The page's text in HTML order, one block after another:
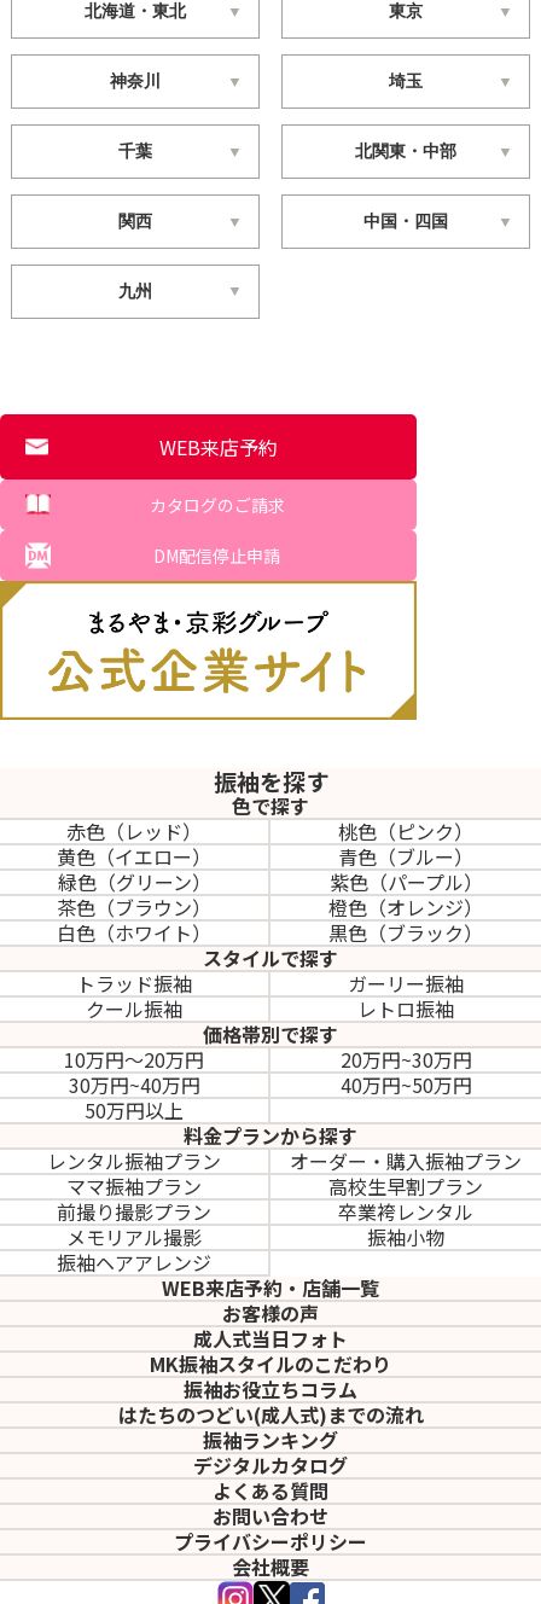
北海道・東北 東京
神奈川 埼玉
千葉 北関東・中部
関西 中国・四国
九州
WEB来店予約
カタログのご請求
DM配信停止申請
振袖を探す
色で探す
赤色（レッド）
桃色（ピンク）
黄色（イエロー）
青色（ブルー）
緑色（グリーン）
紫色（パープル）
茶色（ブラウン）
橙色（オレンジ）
白色（ホワイト）
黒色（ブラック）
スタイルで探す
トラッド振袖
ガーリー振袖
クール振袖
レトロ振袖
価格帯別で探す
10万円～20万円
20万円~30万円
30万円~40万円
40万円~50万円
50万円以上
料金プランから探す
レンタル振袖プラン
オーダー・購入振袖プラン
ママ振袖プラン
高校生早割プラン
前撮り撮影プラン
卒業袴レンタル
メモリアル撮影
振袖小物
振袖ヘアアレンジ
WEB来店予約・店舗一覧
お客様の声
成人式当日フォト
MK振袖スタイルのこだわり
振袖お役立ちコラム
はたちのつどい(成人式)までの流れ
振袖ランキング
デジタルカタログ
よくある質問
お問い合わせ
プライバシーポリシー
会社概要